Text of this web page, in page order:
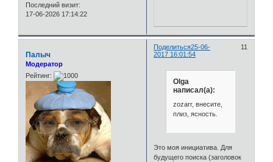
Последний визит:
17-06-2026 17:14:22
Поделиться 11
25-06-
2017 16:01:54
Палыч
Модератор
Рейтинг:
Olga
написал(а):
zozarr, внесите,
плиз, ясность.
Это моя инициатива. Для
будущего поиска (заголовок